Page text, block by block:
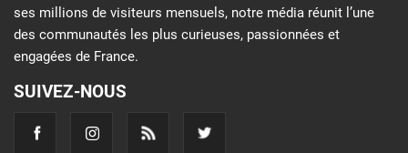
ses millions de visiteurs mensuels, notre média réunit l’une
des communautés les plus curieuses, passionnées et
engagées de France.
SUIVEZ-NOUS